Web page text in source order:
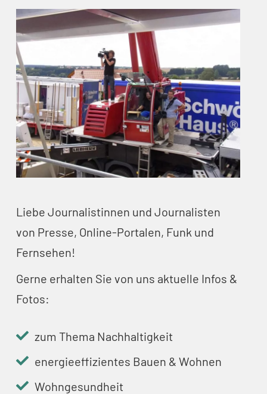
Liebe Journalistinnen und Journalisten
von Presse, Online-Portalen, Funk und
Fernsehen!
Gerne erhalten Sie von uns aktuelle Infos &
Fotos:
zum Thema Nachhaltigkeit
energieeffizientes Bauen & Wohnen
Wohngesundheit